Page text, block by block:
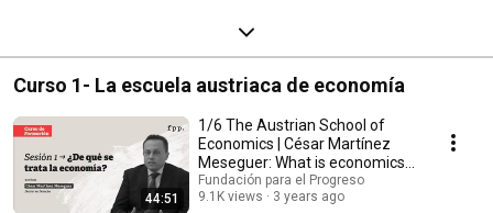
Curso 1- La escuela austriaca de economía
44:51
1/6 The Austrian School of
Economics | César Martínez
Meseguer: What is economics
about?
Fundación para el Progreso
9.1K views
3 years ago